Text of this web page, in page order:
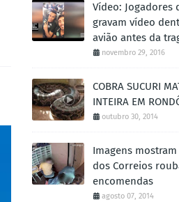
Vídeo: Jogadores
gravam vídeo
avião antes da
novembro 29, 2016
COBRA SUCURI
INTEIRA EM
outubro 30, 2014
Imagens
dos Correios
encomendas
agosto 07, 2014